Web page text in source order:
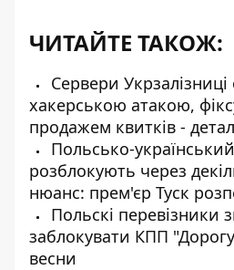
ЧИТАЙТЕ ТАКОЖ:
Сервери
хакерською атакою,
продажем квитків -
Польсько-
розблокують через
нюанс: прем'єр Туск
Польскі перевізники
заблокувати КПП
весни